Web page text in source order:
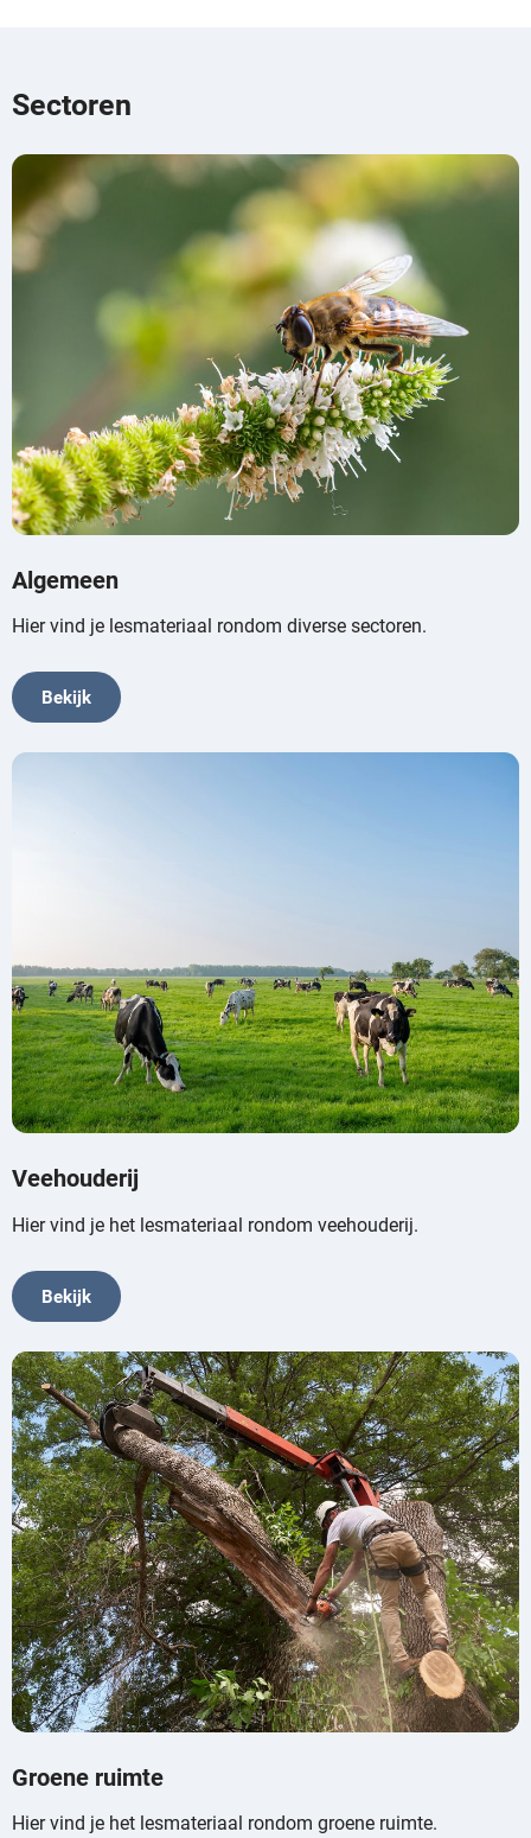
Sectoren
Algemeen
Hier vind je lesmateriaal rondom diverse sectoren.
Bekijk
Veehouderij
Hier vind je het lesmateriaal rondom veehouderij.
Bekijk
Groene ruimte
Hier vind je het lesmateriaal rondom groene ruimte.